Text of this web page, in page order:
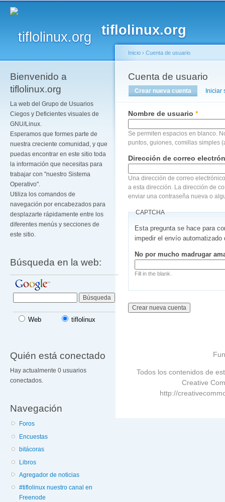
tiflolinux.org
Bienvenido a
tiflolinux.org
La web del Grupo de Usuarios
Ciegos y Deficientes visuales de
GNU/Linux.
Esperamos que formes parte de
nuestra creciente comunidad, y que
puedas encontrar en este sitio toda
la información que necesitas para
trabajar con "nuestro Sistema
Operativo".
Utiliza los comandos de
navegación por encabezados para
desplazarte rápidamente entre los
diferentes menús y secciones de
este sitio.
Búsqueda en la web:
Web tiflolinux
Quién está conectado
Hay actualmente 0 usuarios
conectados.
Navegación
Foros
Encuestas
bitácoras
Libros
Agregador de noticias
#tiflolinux nuestro canal en
Freenode
Se encuentra usted
Inicio › Cuenta de usuario
Cuenta de usuario
Solapas principales
Crear nueva cuenta (solapaIniciar
Nombre de usuario *
Se permiten espacios en blanco.
puntos, guiones, comillas simples
Dirección de correo
Una dirección de correo
a esta dirección. La dirección de
enviar una contraseña nueva o
CAPTCHA
Esta pregunta se hace para
impedir el envío automatizado
No por mucho madrugar
Fill in the blank.
Todos los contenidos de
Creative
http://